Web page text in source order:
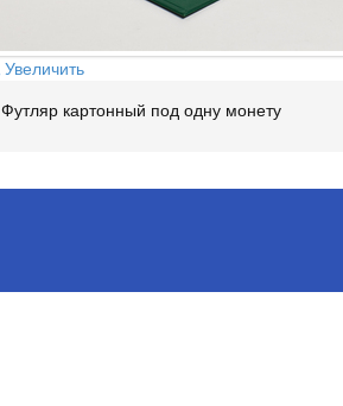
Увеличить
Футляр картонный под одну монету